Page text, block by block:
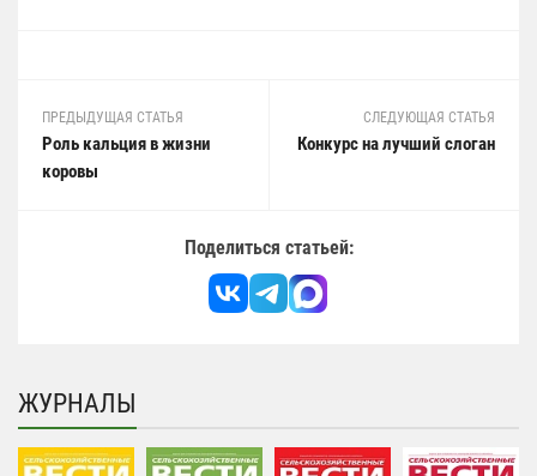
ПРЕДЫДУЩАЯ СТАТЬЯ
Роль кальция в жизни
коровы
СЛЕДУЮЩАЯ СТАТЬЯ
Конкурс на лучший слоган
Поделиться статьей:
ЖУРНАЛЫ